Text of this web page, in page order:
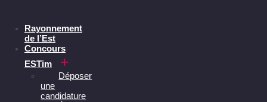
Rayonnement
de l’Est
Concours
ESTim
Déposer
une
candidature